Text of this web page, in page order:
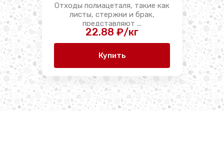
Отходы полиацеталя, такие как
листы, стержни и брак,
представляют ...
22.88 ₽/кг
Купить